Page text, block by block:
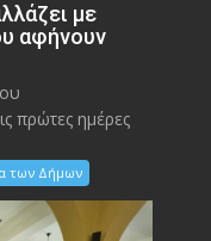
με
αφήνουν
πρώτες ημέρες
των Δήμων